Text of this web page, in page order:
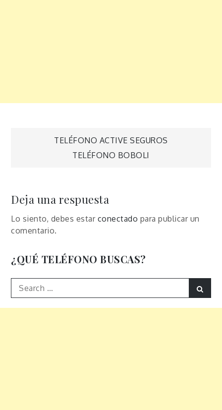
Navegación
entradas
TELÉFONO ACTIVE SEGUROS
TELÉFONO BOBOLI
Deja una respuesta
Lo siento, debes estar conectado para publicar un
comentario.
¿QUÉ TELÉFONO BUSCAS?
Search
for: